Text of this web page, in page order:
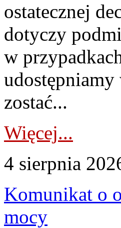
ostatecznej
dotyczy
w
zostać...
Więcej...
4 sierpnia
Komunikat o
mocy